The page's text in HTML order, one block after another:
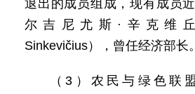
退出的成员组成，现有成员
尔吉尼尤斯·辛克维丘
Sinkevičius），曾任经济部长。
（3）农民与绿色联